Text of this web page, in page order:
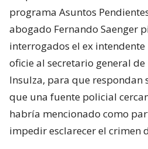
programa Asuntos
abogado Fernando Saenger
interrogados el ex
oficie al secretario general de
Insulza, para que respondan
que una fuente policial
habría mencionado como
impedir esclarecer el crimen